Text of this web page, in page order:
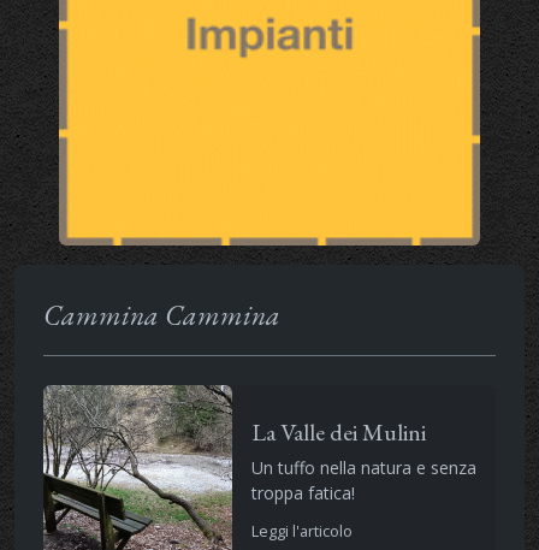
Cammina Cammina
La Valle dei Mulini
Un tuffo nella natura e senza
troppa fatica!
Leggi l'articolo